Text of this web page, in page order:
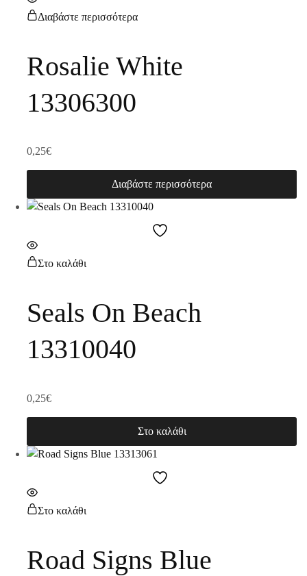
Διαβάστε περισσότερα
Rosalie White
13306300
0,25€
Διαβάστε περισσότερα
Στο καλάθι
Seals On Beach
13310040
0,25€
Στο καλάθι
Στο καλάθι
Road Signs Blue